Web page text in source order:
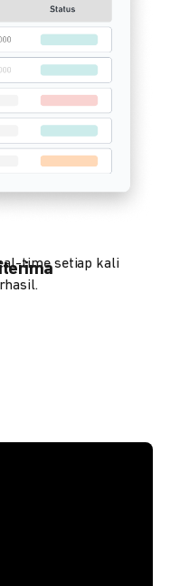
time setiap kali